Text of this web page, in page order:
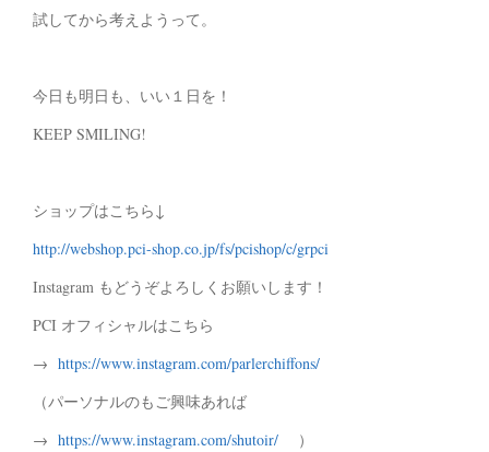
試してから考えようって。
今日も明日も、いい１日を！
KEEP SMILING!
ショップはこちら↓
http://webshop.pci-shop.co.jp/fs/pcishop/c/grpci
Instagram もどうぞよろしくお願いします！
PCI オフィシャルはこちら
→ https://www.instagram.com/parlerchiffons/
（パーソナルのもご興味あれば
→ https://www.instagram.com/shutoir/ ）